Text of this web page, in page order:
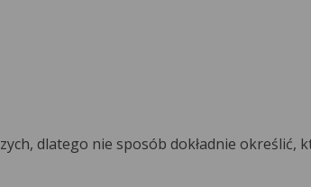
dlatego nie sposób dokładnie określić,